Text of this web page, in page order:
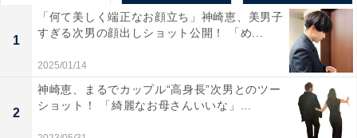
1
「何て美しく端正なお顔立ち」神崎恵、美男子
すぎる次男の顔出しショット公開！ 「め...
2025/01/14
2
神崎恵、まるでカップル“高身長”次男とのツー
ショット！ 「綺麗なお母さんいいな」...